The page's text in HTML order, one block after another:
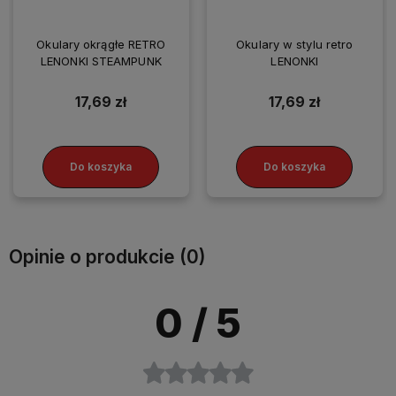
Okulary okrągłe RETRO
LENONKI STEAMPUNK
17,69 zł
Do koszyka
Okulary w stylu retro
LENONKI
17,69 zł
Do koszyka
Opinie o produkcie (0)
0 / 5